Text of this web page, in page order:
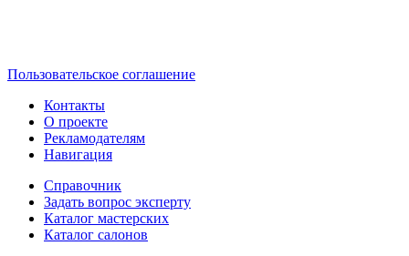
Пользовательское соглашение
Контакты
О проекте
Рекламодателям
Навигация
Справочник
Задать вопрос эксперту
Каталог мастерских
Каталог салонов